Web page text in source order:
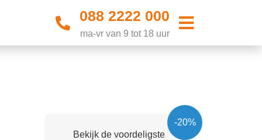
088 2222 000
ma-vr van 9 tot 18 uur
-20%
Bekijk de voordeligste